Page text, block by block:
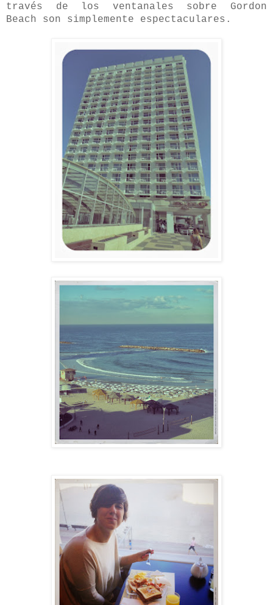
través de los ventanales sobre Gordon
Beach son simplemente espectaculares.